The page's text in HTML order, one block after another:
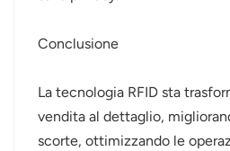
Conclusione
La tecnologia RFID sta
vendita al dettaglio,
scorte, ottimizzando le